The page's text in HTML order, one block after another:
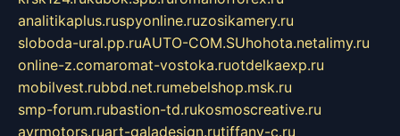
analitikaplus.ruspyonline.ruzosikamery.ru
sloboda-ural.pp.ruAUTO-COM.SUhohota.netalimy.ru
online-z.comaromat-vostoka.ruotdelkaexp.ru
mobilvest.rubbd.net.rumebelshop.msk.ru
smp-forum.rubastion-td.rukosmoscreative.ru
avrmotors.ruart-galadesign.rutiffany-c.ru